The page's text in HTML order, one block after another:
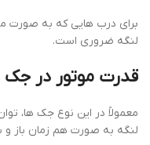
برای درب هایی که به صورت
لنگه ضروری است.
قدرت موتور در جک
معمولاً در این نوع جک ها،
لنگه به صورت هم زمان باز